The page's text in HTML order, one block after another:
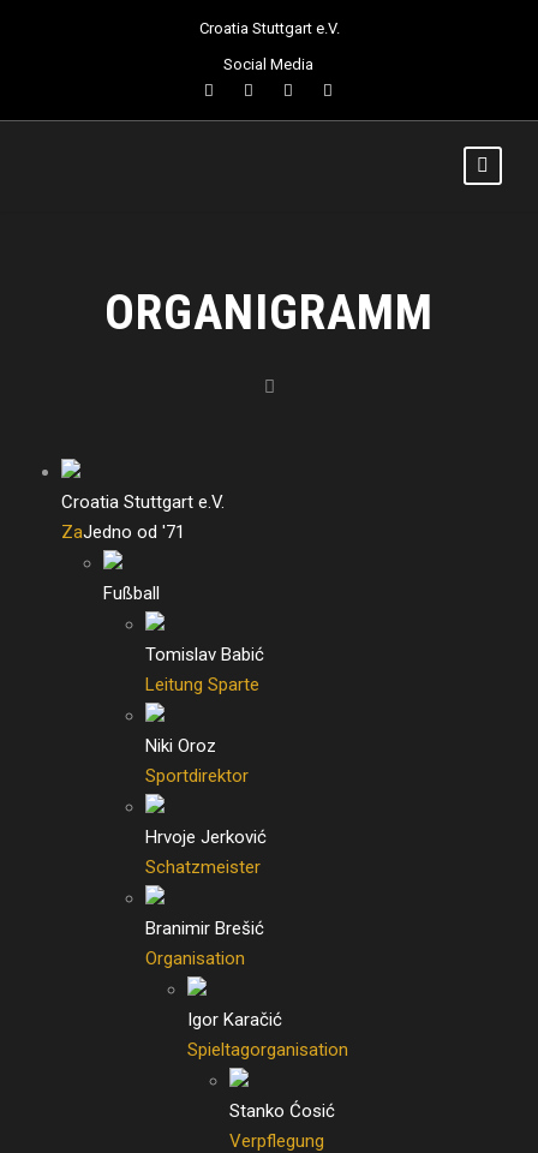
Croatia Stuttgart e.V.
Social Media
ORGANIGRAMM
Croatia Stuttgart e.V.
ZaJedno od '71
Fußball
Tomislav Babić
Leitung Sparte
Niki Oroz
Sportdirektor
Hrvoje Jerković
Schatzmeister
Branimir Brešić
Organisation
Igor Karačić
Spieltagorganisation
Stanko Ćosić
Verpflegung